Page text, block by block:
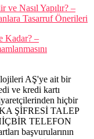
Nasıl Yapılır? –
Tasarruf Önerileri
Kadar? –
AŞ'ye ait bir
ve kredi kartı
hiçbir
ŞİFRESİ TALEP
TELEFON
başvurularının